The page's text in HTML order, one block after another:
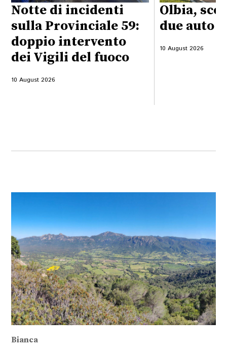
Notte di incidenti
sulla Provinciale 59:
doppio intervento
dei Vigili del fuoco
10 August 2026
Olbia,
due auto
10 August 2026
Bianca